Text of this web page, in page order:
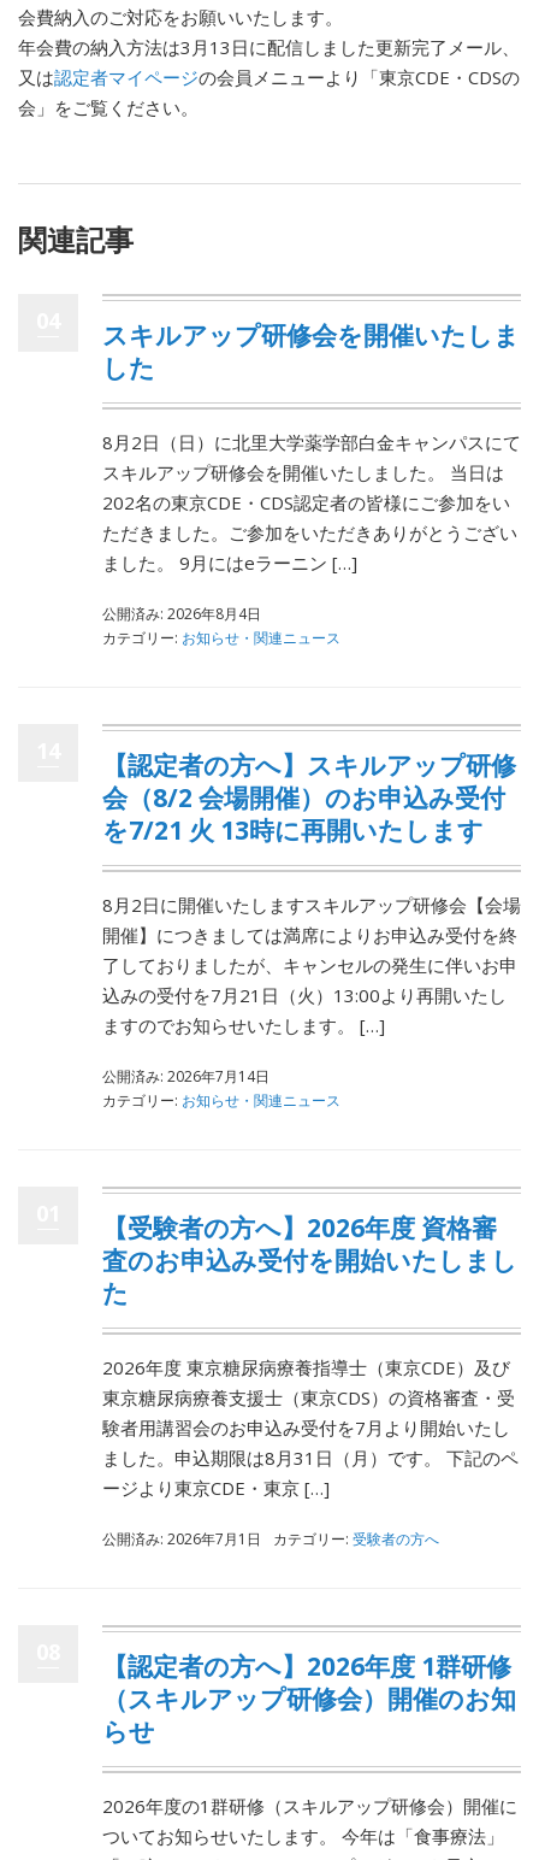
会費納入のご対応をお願いいたします。
年会費の納入方法は3月13日に配信しました更新完了メール、
又は認定者マイページの会員メニューより「東京CDE・CDSの
会」をご覧ください。
関連記事
スキルアップ研修会を開催いたしま
した
8月2日（日）に北里大学薬学部白金キャンパスにて
スキルアップ研修会を開催いたしました。 当日は
202名の東京CDE・CDS認定者の皆様にご参加をい
ただきました。ご参加をいただきありがとうござい
ました。 9月にはeラーニン […]
公開済み: 2026年8月4日
カテゴリー: お知らせ・関連ニュース
【認定者の方へ】スキルアップ研修
会（8/2 会場開催）のお申込み受付
を7/21 火 13時に再開いたします
8月2日に開催いたしますスキルアップ研修会【会場
開催】につきましては満席によりお申込み受付を終
了しておりましたが、キャンセルの発生に伴いお申
込みの受付を7月21日（火）13:00より再開いたし
ますのでお知らせいたします。 […]
公開済み: 2026年7月14日
カテゴリー: お知らせ・関連ニュース
【受験者の方へ】2026年度 資格審
査のお申込み受付を開始いたしまし
た
2026年度 東京糖尿病療養指導士（東京CDE）及び
東京糖尿病療養支援士（東京CDS）の資格審査・受
験者用講習会のお申込み受付を7月より開始いたし
ました。申込期限は8月31日（月）です。 下記のペ
ージより東京CDE・東京 […]
公開済み: 2026年7月1日 カテゴリー: 受験者の方へ
【認定者の方へ】2026年度 1群研修
（スキルアップ研修会）開催のお知
らせ
2026年度の1群研修（スキルアップ研修会）開催に
ついてお知らせいたします。 今年は「食事療法」